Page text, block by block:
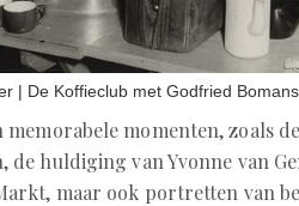
| De Koffieclub met Godfried
memorabele momenten, zoals
de huldiging van Yvonne van
maar ook portretten van